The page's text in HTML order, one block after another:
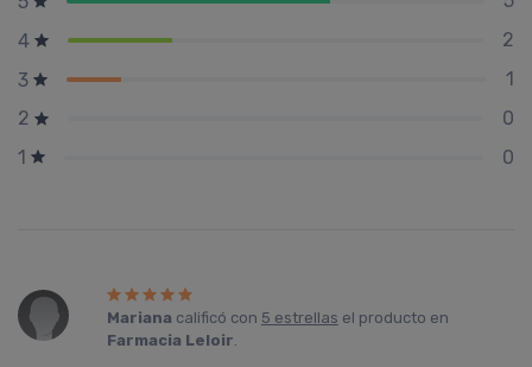
4
2
3
1
2
0
1
0
Mariana calificó con 5 estrellas el producto en
Farmacia Leloir.